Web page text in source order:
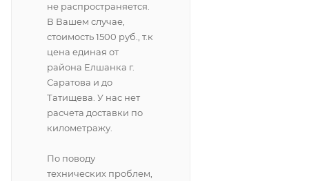
не распространяется.
В Вашем случае,
стоимость 1500 руб., т.к
цена единая от
района Елшанка г.
Саратова и до
Татищева. У нас нет
расчета доставки по
километражу.
По поводу
технических проблем,